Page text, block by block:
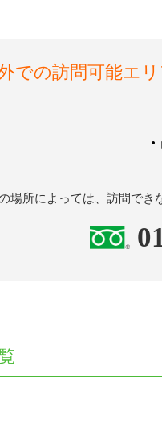
での訪問可能エ
場所によっては、訪問でき